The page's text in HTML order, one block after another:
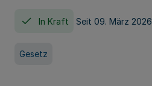
In Kraft Seit 09. März 2026
Gesetz